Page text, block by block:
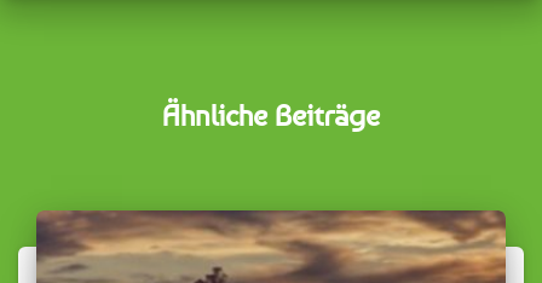
Ähnliche Beiträge